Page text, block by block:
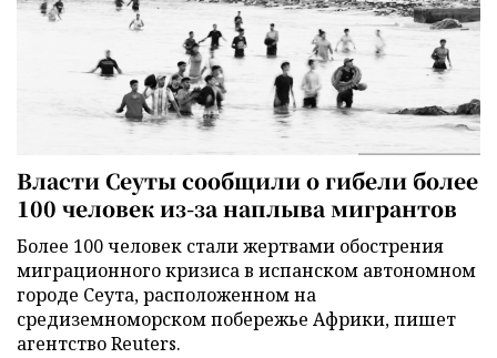
Власти Сеуты сообщили о гибели более
100 человек из-за наплыва мигрантов
Более 100 человек стали жертвами обострения
миграционного кризиса в испанском автономном
городе Сеута, расположенном на
средиземноморском побережье Африки, пишет
агентство Reuters.